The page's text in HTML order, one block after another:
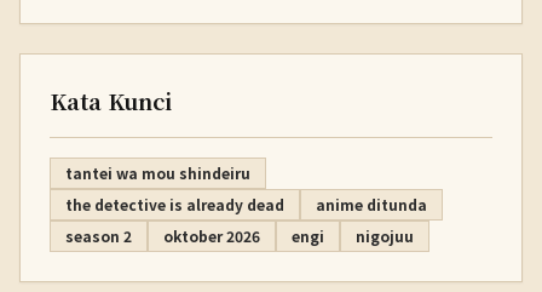
Kata Kunci
tantei wa mou shindeiru
the detective is already dead
anime ditunda
season 2
oktober 2026 engi nigojuu